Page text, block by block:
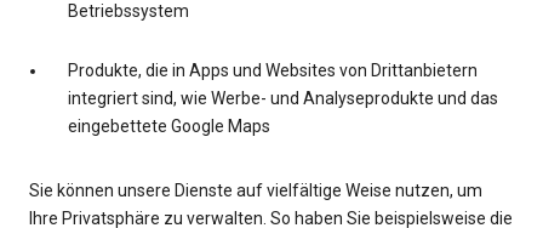
Betriebssystem
Produkte, die in Apps und Websites von Drittanbietern
integriert sind, wie Werbe- und Analyseprodukte und das
eingebettete Google Maps
Sie können unsere Dienste auf vielfältige Weise nutzen, um
Ihre Privatsphäre zu verwalten. So haben Sie beispielsweise die